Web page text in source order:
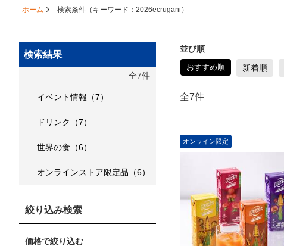
ホーム 検索条件（キーワード：2026ecrugani）
並び順
おすすめ順 新着順
全7件
オンライン限定
検索結果
全7件
イベント情報（7）
ドリンク（7）
世界の食（6）
オンラインストア限定品（6）
絞り込み検索
価格で絞り込む